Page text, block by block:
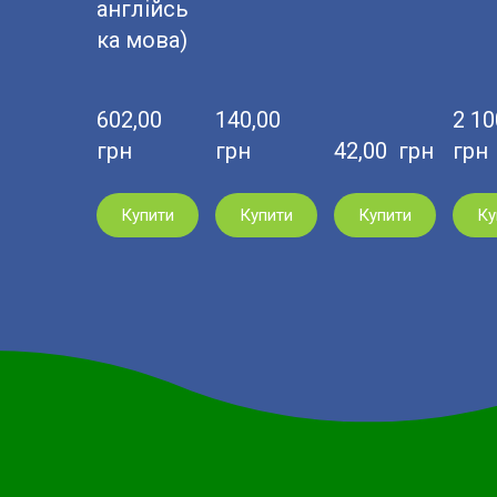
англійсь
ка мова)
602,00
грн
Купити
140,00
грн
Купити
42,00  грн
Купити
2
грн